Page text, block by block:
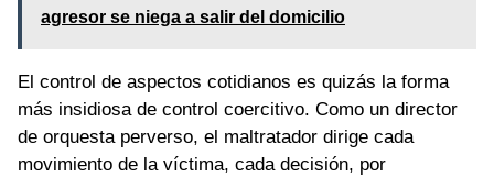
agresor se niega a salir del domicilio
El control de aspectos cotidianos es quizás la forma
más insidiosa de control coercitivo. Como un director
de orquesta perverso, el maltratador dirige cada
movimiento de la víctima, cada decisión, por